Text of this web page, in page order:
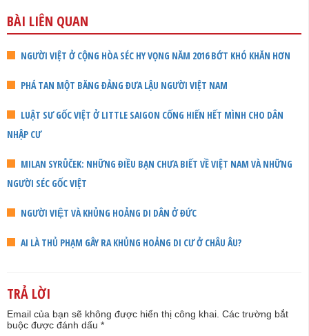
BÀI LIÊN QUAN
NGƯỜI VIỆT Ở CỘNG HÒA SÉC HY VỌNG NĂM 2016 BỚT KHÓ KHĂN HƠN
PHÁ TAN MỘT BĂNG ĐẢNG ĐƯA LẬU NGƯỜI VIỆT NAM
LUẬT SƯ GỐC VIỆT Ở LITTLE SAIGON CỐNG HIẾN HẾT MÌNH CHO DÂN
NHẬP CƯ
MILAN SYRŮČEK: NHỮNG ĐIỀU BẠN CHƯA BIẾT VỀ VIỆT NAM VÀ NHỮNG
NGƯỜI SÉC GỐC VIỆT
NGƯỜI VIỆT VÀ KHỦNG HOẢNG DI DÂN Ở ĐỨC
AI LÀ THỦ PHẠM GÂY RA KHỦNG HOẢNG DI CƯ Ở CHÂU ÂU?
TRẢ LỜI
Email của bạn sẽ không được hiển thị công khai. Các trường bắt
buộc được đánh dấu *